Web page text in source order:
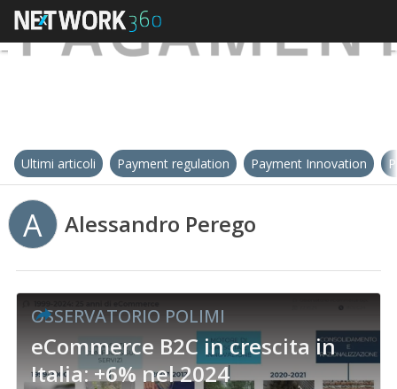
Ultimi articoli Payment regulation Payment Innovation
A Alessandro Perego
OSSERVATORIO POLIMI
eCommerce B2C in crescita in
Italia: +6% nel 2024